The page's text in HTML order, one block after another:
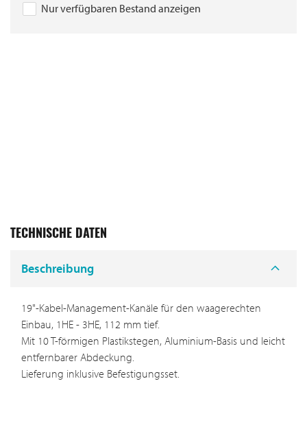
Nur verfügbaren Bestand anzeigen
TECHNISCHE DATEN
Beschreibung
19"-Kabel-Management-Kanäle für den waagerechten
Einbau, 1HE - 3HE, 112 mm tief.
Mit 10 T-förmigen Plastikstegen, Aluminium-Basis und leicht
entfernbarer Abdeckung.
Lieferung inklusive Befestigungsset.